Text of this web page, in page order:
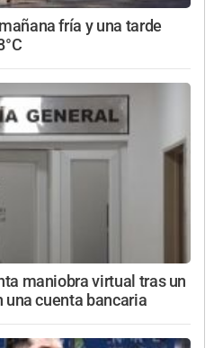
fría y una tarde
maniobra virtual tras un
cuenta bancaria